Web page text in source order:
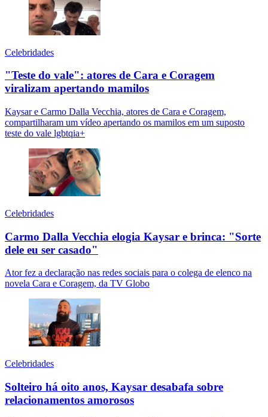
Celebridades
"Teste do vale": atores de Cara e Coragem
viralizam apertando mamilos
Kaysar e Carmo Dalla Vecchia, atores de Cara e Coragem,
compartilharam um vídeo apertando os mamilos em um suposto
teste do vale lgbtqia+
Celebridades
Carmo Dalla Vecchia elogia Kaysar e brinca: "Sorte
dele eu ser casado"
Ator fez a declaração nas redes sociais para o colega de elenco na
novela Cara e Coragem, da TV Globo
Celebridades
Solteiro há oito anos, Kaysar desabafa sobre
relacionamentos amorosos